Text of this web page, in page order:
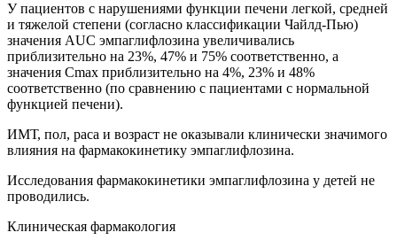
У пациентов с нарушениями функции печени легкой, средней
и тяжелой степени (согласно классификации Чайлд-Пью)
значения AUC эмпаглифлозина увеличивались
приблизительно на 23%, 47% и 75% соответственно, а
значения Cmax приблизительно на 4%, 23% и 48%
соответственно (по сравнению с пациентами с нормальной
функцией печени).
ИМТ, пол, раса и возраст не оказывали клинически значимого
влияния на фармакокинетику эмпаглифлозина.
Исследования фармакокинетики эмпаглифлозина у детей не
проводились.
Клиническая фармакология